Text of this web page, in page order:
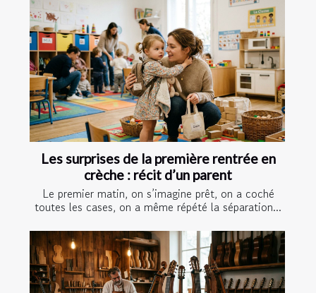
Les surprises de la première rentrée en
crèche : récit d’un parent
Le premier matin, on s’imagine prêt, on a coché
toutes les cases, on a même répété la séparation...